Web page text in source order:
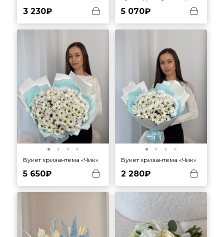
3 230₽ 5 070₽
Букет хризантема «Чик»
5 650₽
Букет хризантема «Чик»
2 280₽